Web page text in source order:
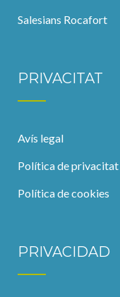
Salesians Rocafort
PRIVACITAT
Avís legal
Política de privacitat
Política de cookies
PRIVACIDAD